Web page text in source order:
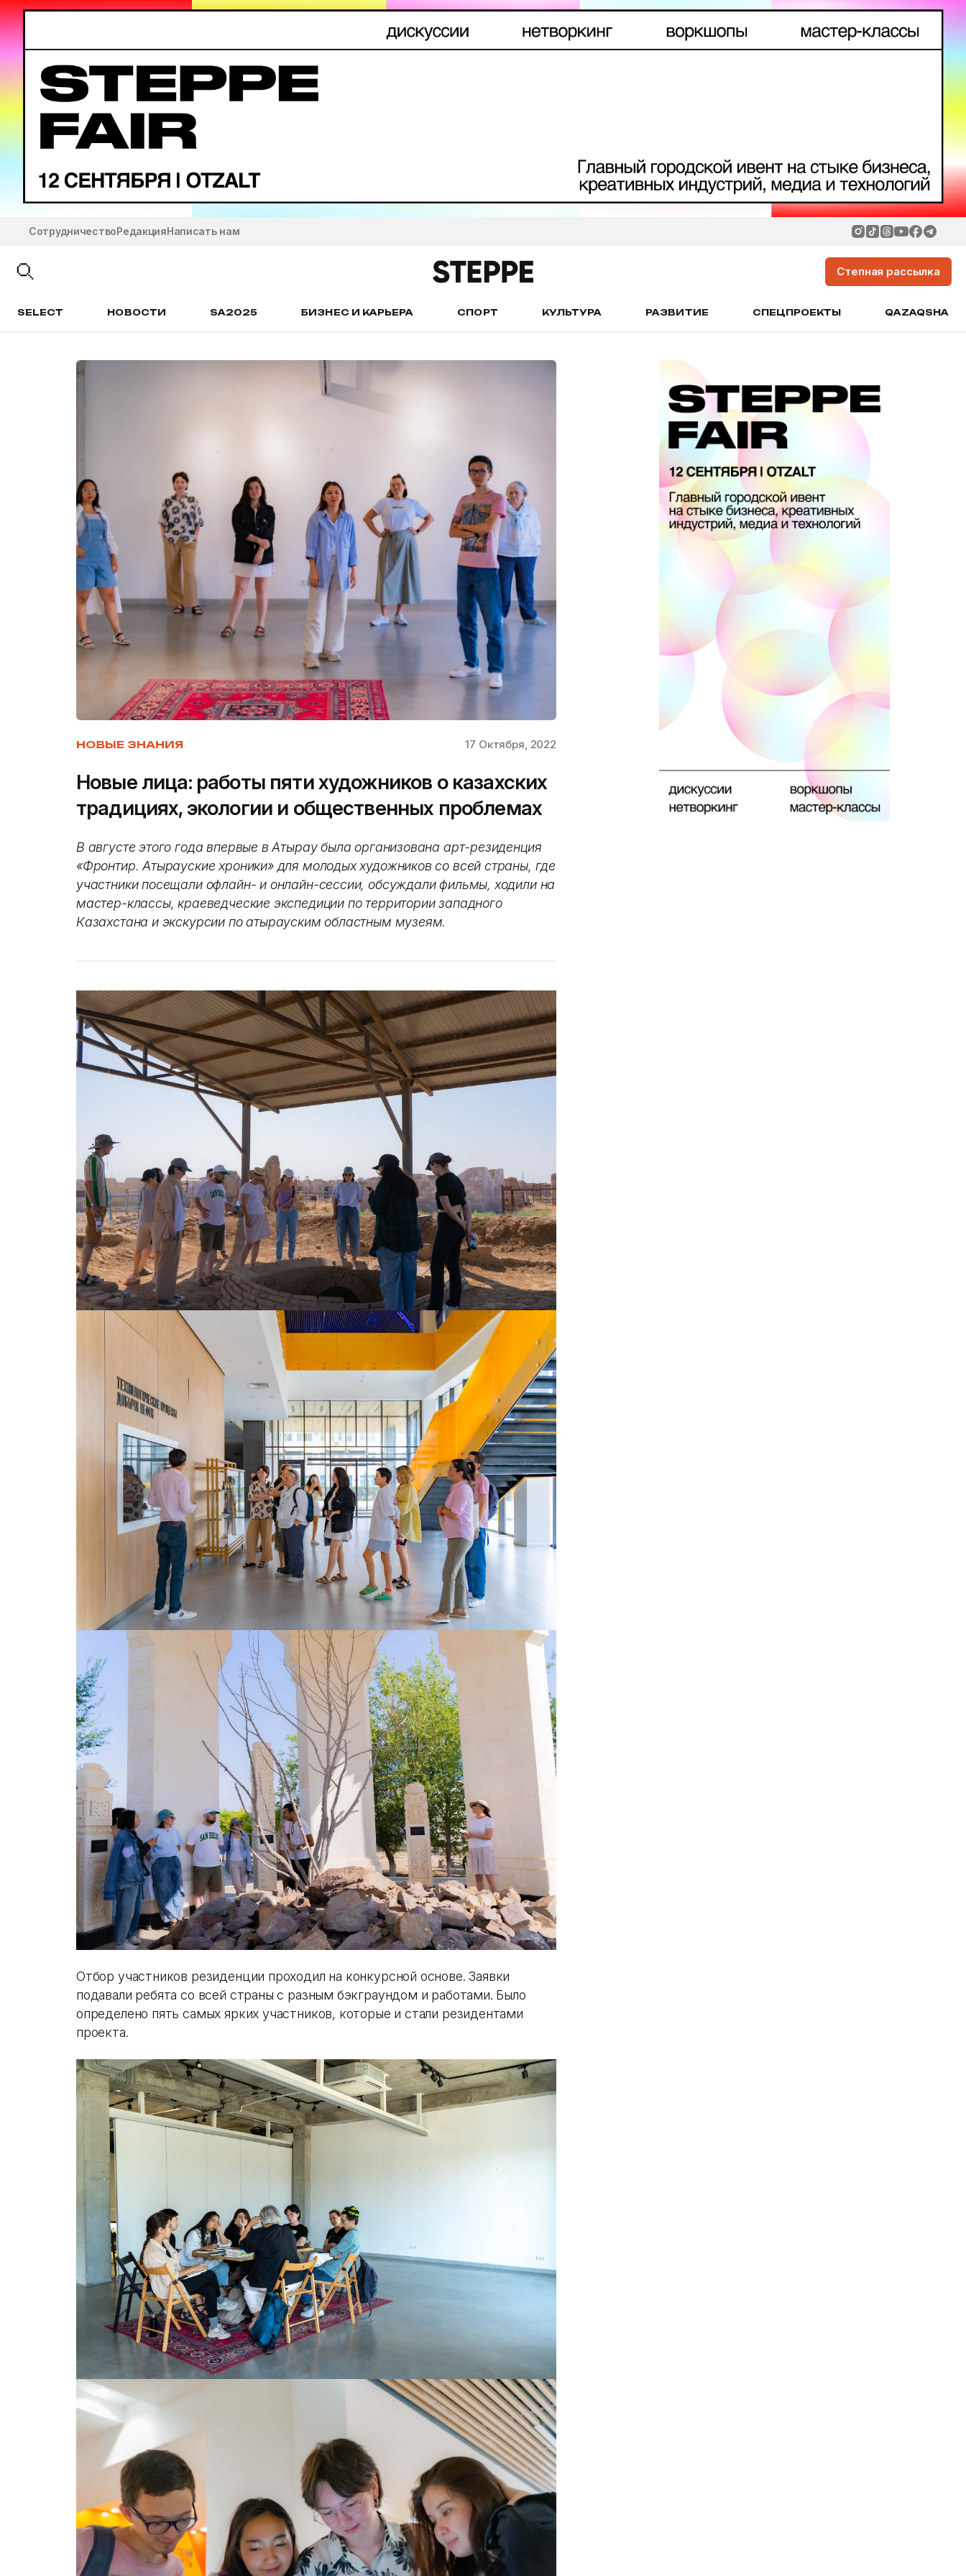
СотрудничествоРедакцияНаписать нам
Степная рассылка
SELECT НОВОСТИ SA2025 БИЗНЕС И КАРЬЕРА СПОРТ КУЛЬТУРА РАЗВИТИЕ СПЕЦПРОЕКТЫ QAZAQSHA
НОВЫЕ ЗНАНИЯ 17 Октября, 2022
Новые лица: работы пяти художников о казахских
традициях, экологии и общественных проблемах
В августе этого года впервые в Атырау была организована арт-резиденция
«Фронтир. Атырауские хроники» для молодых художников со всей страны, где
участники посещали офлайн- и онлайн-сессии, обсуждали фильмы, ходили на
мастер-классы, краеведческие экспедиции по территории западного
Казахстана и экскурсии по атырауским областным музеям.
Отбор участников резиденции проходил на конкурсной основе. Заявки
подавали ребята со всей страны с разным бэкграундом и работами. Было
определено пять самых ярких участников, которые и стали резидентами
проекта.